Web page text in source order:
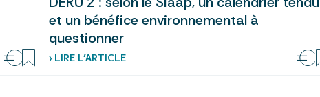
et un bénéfice environnemental à
questionner
› LIRE L’ARTICLE